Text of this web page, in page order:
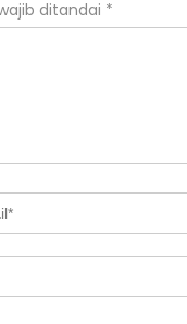
ditandai *